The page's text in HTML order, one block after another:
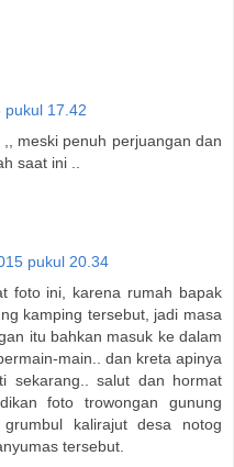
pukul 17.42
meski penuh perjuangan dan
saat ini ..
pukul 20.34
foto ini, karena rumah bapak
kamping tersebut, jadi masa
itu bahkan masuk ke dalam
main.. dan kreta apinya
sekarang.. salut dan hormat
foto trowongan gunung
kalirajut desa notog
tersebut.